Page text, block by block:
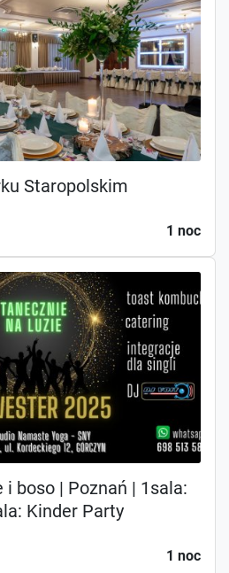
Staropolskim
1 noc
boso | Poznań | 1sala:
Kinder Party
1 noc